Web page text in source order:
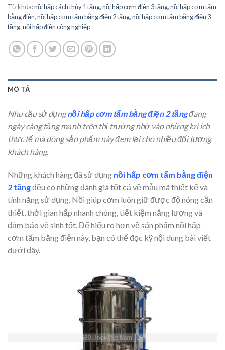
Từ khóa:nồi hấp cách thủy 1 tầng,nồi hấp cơm điện 3 tầng,nồi hấp cơm tấm
bằng điện,nồi hấp cơm tấm bằng điện 2 tầng,nồi hấp cơm tấm bằng điện 3
tầng,nồi hấp điện công nghiệp
MÔ TẢ
Nhu cầu sử dụngnồi hấp cơm tấm bằng điện 2 tầngđang
ngày càng tăng mạnh trên thị trường nhờ vào những lợi ích
thực tế mà dòng sản phẩm này đem lại cho nhiều đối tượng
khách hàng.
Những khách hàng đã sử dụng nồi hấp cơm tấm bằng điện
2 tầngđều có những đánh giá tốt cả về mẫu mã thiết kế và
tính năng sử dụng. Nồi giúp cơm luôn giữ được độ nóng cần
thiết, thời gian hấp nhanh chóng, tiết kiệm năng lượng và
đảm bảo vệ sinh tốt. Để hiểu rõ hơn về sản phẩm nồi hấp
cơm tấm bằng điện này, bạn có thể đọc kỹ nội dung bài viết
dưới đây.